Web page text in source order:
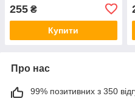
255 ₴
Купити
Про нас
99% позитивних з 350